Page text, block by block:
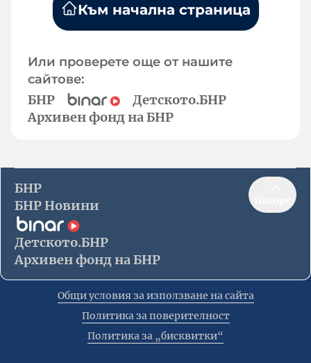
Към начална страница
Или проверете още от нашите
сайтове:
БНР
Детското.БНР
Архивен фонд на БНР
БНР
БНР Новини
Детското.БНР
Архивен фонд на БНР
Общи условия за използване на сайта
Политика за поверителност
Политика за „бисквитки“